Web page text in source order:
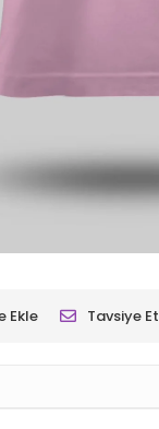
Ekle Tavsiye Et